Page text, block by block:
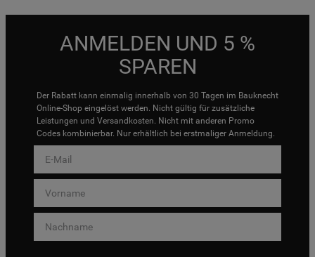
ANMELDEN UND 5 %
SPAREN
Der Rabatt kann einmalig innerhalb von 30 Tagen im Bauknecht
Online-Shop eingelöst werden. Nicht gültig für zusätzliche
Leistungen und Versandkosten. Nicht mit anderen Promo
Codes kombinierbar. Nur erhältlich bei erstmaliger Anmeldung.